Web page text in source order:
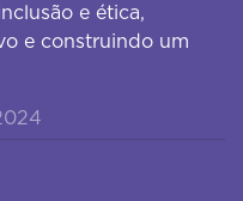
e ética,
e construindo um